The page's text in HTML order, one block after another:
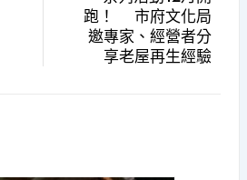
跑！ 市府文化局
邀專家、經營者分
享老屋再生經驗